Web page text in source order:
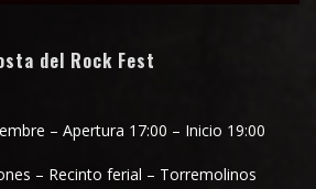
del Rock Fest
– Apertura 17:00 – Inicio 19:00
– Recinto ferial – Torremolinos